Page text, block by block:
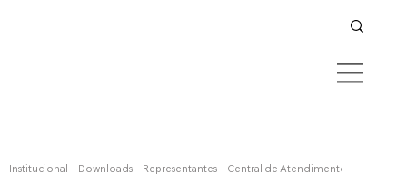
Confira aqui
Institucional Downloads Representantes Central de Atendimento